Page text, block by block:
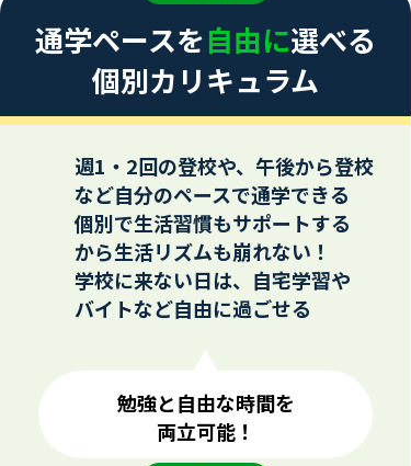
通学ペースを自由に選べる
個別カリキュラム
週1・2回の登校や、午後から登校
など自分のペースで通学できる
個別で生活習慣もサポートする
から生活リズムも崩れない！
学校に来ない日は、自宅学習や
バイトなど自由に過ごせる
勉強と自由な時間を
両立可能！